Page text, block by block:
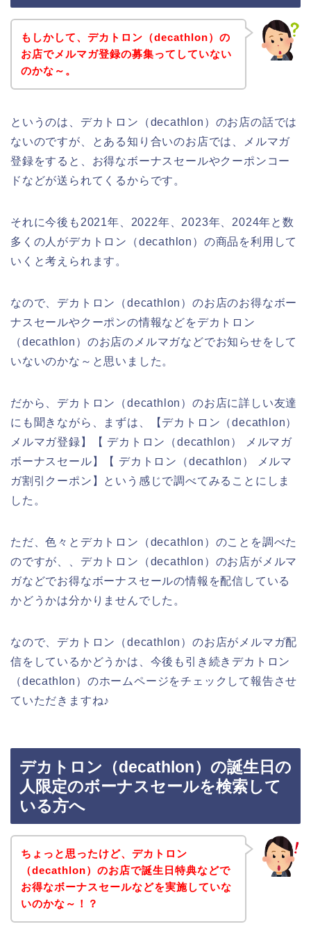
もしかして、デカトロン（decathlon）の
お店でメルマガ登録の募集ってしていない
のかな～。
というのは、デカトロン（decathlon）のお店の話では
ないのですが、とある知り合いのお店では、メルマガ
登録をすると、お得なボーナスセールやクーポンコー
ドなどが送られてくるからです。
それに今後も2021年、2022年、2023年、2024年と数
多くの人がデカトロン（decathlon）の商品を利用して
いくと考えられます。
なので、デカトロン（decathlon）のお店のお得なボー
ナスセールやクーポンの情報などをデカトロン
（decathlon）のお店のメルマガなどでお知らせをして
いないのかな～と思いました。
だから、デカトロン（decathlon）のお店に詳しい友達
にも聞きながら、まずは、【デカトロン（decathlon）
メルマガ登録】【 デカトロン（decathlon） メルマガ
ボーナスセール】【 デカトロン（decathlon） メルマ
ガ割引クーポン】という感じで調べてみることにしま
した。
ただ、色々とデカトロン（decathlon）のことを調べた
のですが、、デカトロン（decathlon）のお店がメルマ
ガなどでお得なボーナスセールの情報を配信している
かどうかは分かりませんでした。
なので、デカトロン（decathlon）のお店がメルマガ配
信をしているかどうかは、今後も引き続きデカトロン
（decathlon）のホームページをチェックして報告させ
ていただきますね♪
デカトロン（decathlon）の誕生日の
人限定のボーナスセールを検索して
いる方へ
ちょっと思ったけど、デカトロン
（decathlon）のお店で誕生日特典などで
お得なボーナスセールなどを実施していな
いのかな～！？